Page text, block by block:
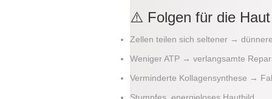
⚠️ Folgen für die Haut
Zellen teilen sich seltener →
Weniger ATP → verlangsamte
Verminderte Kollagensynthese →